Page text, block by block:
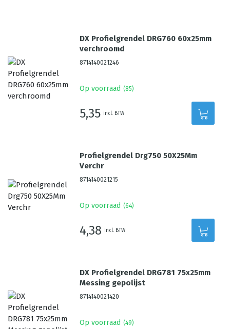
DX Profielgrendel DRG760 60x25mm
verchroomd
8714140021246
Op voorraad (85)
5,35 incl. BTW
Profielgrendel Drg750 50X25Mm
Verchr
8714140021215
Op voorraad (64)
4,38 incl. BTW
DX Profielgrendel DRG781 75x25mm
Messing gepolijst
8714140021420
Op voorraad (49)